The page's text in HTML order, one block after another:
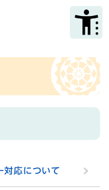
文へ
対応について